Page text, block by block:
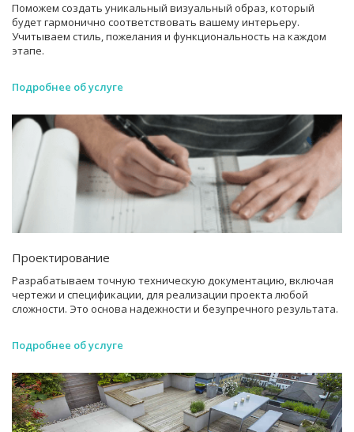
Поможем создать уникальный визуальный образ, который
будет гармонично соответствовать вашему интерьеру.
Учитываем стиль, пожелания и функциональность на каждом
этапе.
Подробнее об услуге
Проектирование
Разрабатываем точную техническую документацию, включая
чертежи и спецификации, для реализации проекта любой
сложности. Это основа надежности и безупречного результата.
Подробнее об услуге